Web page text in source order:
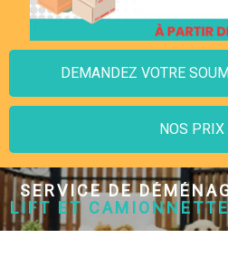
DEMANDEZ VOTRE
NOS PRIX
SERVICE DE
LIFT ET